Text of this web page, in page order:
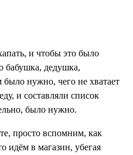
и чтобы это было
бабушка, дедушка,
нужно, чего не хватает
и составляли список
было нужно.
просто вспомним, как
идём в магазин, убегая